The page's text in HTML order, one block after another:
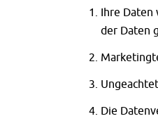
Ihre Daten
der Daten
Die